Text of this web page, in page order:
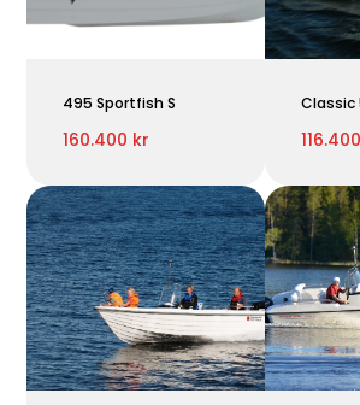
495 Sportfish S
160.400 kr
Classic